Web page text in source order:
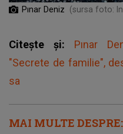
Pınar Deniz (sursa foto:
Citește și: Pınar
"Secrete de familie",
sa
MAI MULTE DESPRE: